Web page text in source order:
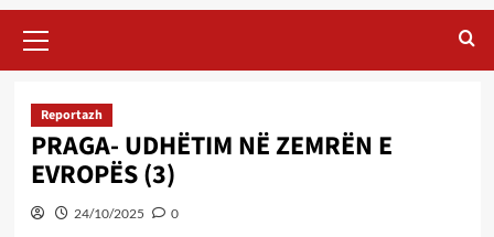
Menu
Reportazh
PRAGA- UDHËTIM NË ZEMRËN E
EVROPËS (3)
24/10/2025 0